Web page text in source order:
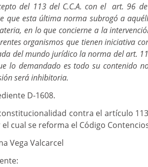
del 113 del C.C.A. con el art. 96
que esta última norma subrogó a
en lo que concierne a la
organismos que tienen iniciativa
del mundo jurídico la norma del art.
lo demandado es todo su contenido
será inhibitoria.
D-1608.
contra el artículo
el cual se reforma el Código
Vega Valcarcel